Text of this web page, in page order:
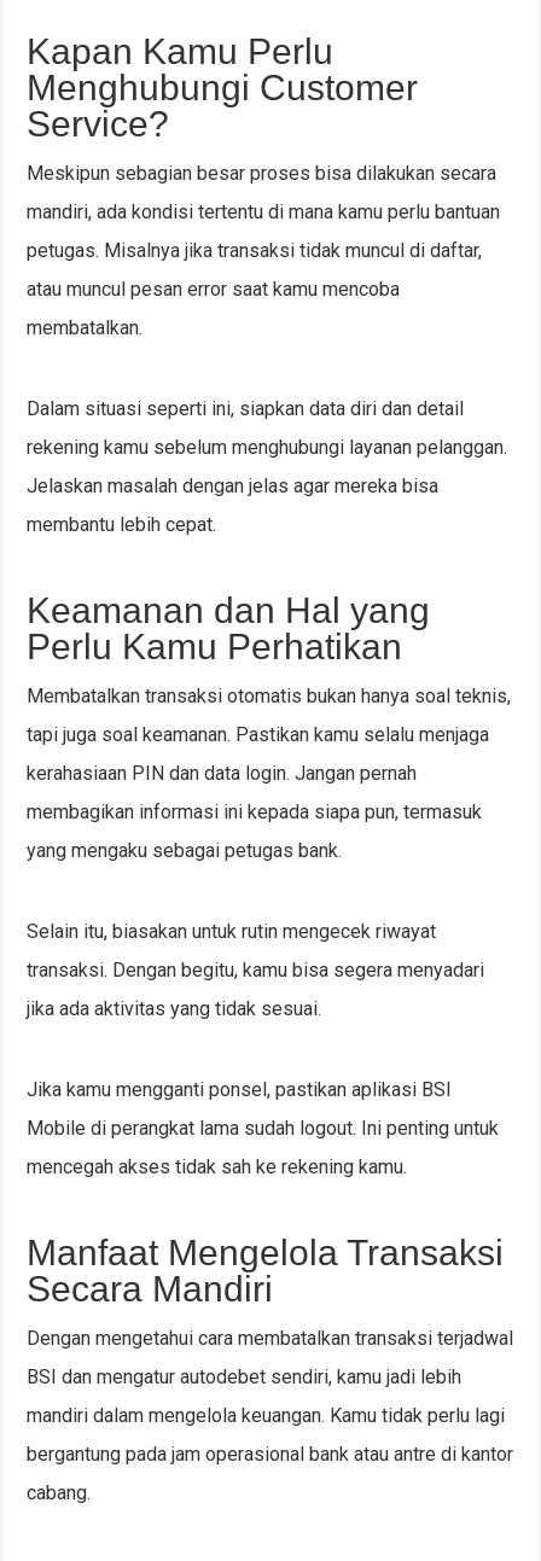
Kapan Kamu Perlu
Menghubungi Customer
Service?
Meskipun sebagian besar proses bisa dilakukan secara
mandiri, ada kondisi tertentu di mana kamu perlu bantuan
petugas. Misalnya jika transaksi tidak muncul di daftar,
atau muncul pesan error saat kamu mencoba
membatalkan.
Dalam situasi seperti ini, siapkan data diri dan detail
rekening kamu sebelum menghubungi layanan pelanggan.
Jelaskan masalah dengan jelas agar mereka bisa
membantu lebih cepat.
Keamanan dan Hal yang
Perlu Kamu Perhatikan
Membatalkan transaksi otomatis bukan hanya soal teknis,
tapi juga soal keamanan. Pastikan kamu selalu menjaga
kerahasiaan PIN dan data login. Jangan pernah
membagikan informasi ini kepada siapa pun, termasuk
yang mengaku sebagai petugas bank.
Selain itu, biasakan untuk rutin mengecek riwayat
transaksi. Dengan begitu, kamu bisa segera menyadari
jika ada aktivitas yang tidak sesuai.
Jika kamu mengganti ponsel, pastikan aplikasi BSI
Mobile di perangkat lama sudah logout. Ini penting untuk
mencegah akses tidak sah ke rekening kamu.
Manfaat Mengelola Transaksi
Secara Mandiri
Dengan mengetahui cara membatalkan transaksi terjadwal
BSI dan mengatur autodebet sendiri, kamu jadi lebih
mandiri dalam mengelola keuangan. Kamu tidak perlu lagi
bergantung pada jam operasional bank atau antre di kantor
cabang.